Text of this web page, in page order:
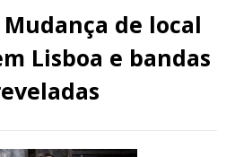
de local
Lisboa e bandas